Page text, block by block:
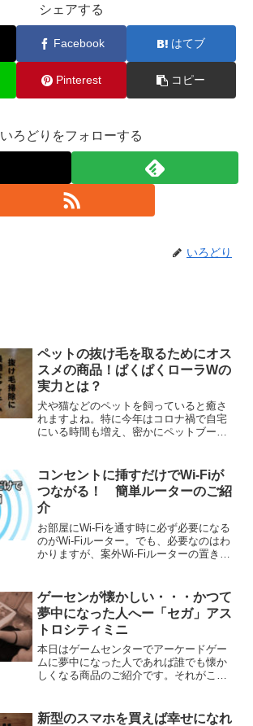
シェアする
Facebook はてブ
Pinterest コピー
いろどりをフォローする
いろどり
ペットの抜け毛を取るためにオス
スメの商品！ぱくぱくローラWの
実力とは？
犬や猫などのペットを飼っていると癒さ
れますよね。特に今年はコロナ禍で自宅
にいる時間も増え、密かにペットブーム
毯についた抜け毛は掃除機でも中々取る
ことができません。粘着ロ...
コンセントに挿すだけでWi-Fiが
つながる！ 簡単ルーターのご紹
介
お部屋にWi-Fiを通す時に必ず必要になる
のがWi-Fiルーター。でも、必要なのはわ
かりますが、案外Wi-Fiルーターの置き場
においても邪魔になるし、かといって他
に置...
ゲーセンが懐かしい・・・かつて
夢中になった人へー「セガ」アス
トロシティミニ
本日はゲームセンターでアーケードゲー
ムに夢中になった人であれば誰でも懐か
しくなる商品のご紹介です。それがこち
{b.MoshimoAffiliateObject...
新型のスマホを買えば幸せになれ